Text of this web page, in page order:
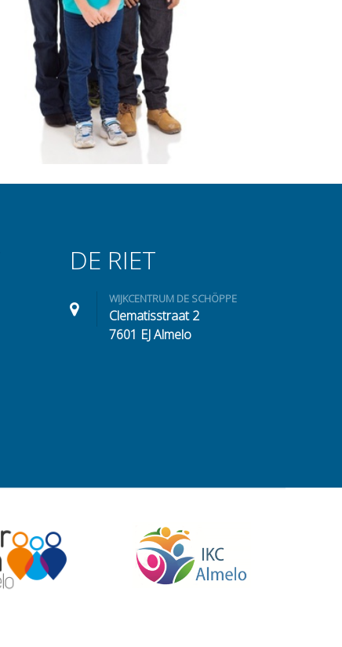
DE RIET
WIJKCENTRUM DE SCHÖPPE
Clematisstraat 2
7601 EJ Almelo